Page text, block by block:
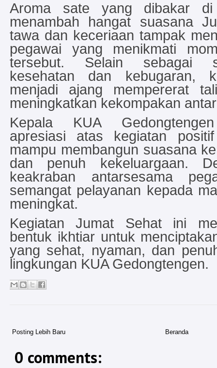
Aroma sate yang dibakar di
menambah hangat suasana
tawa dan keceriaan tampak
pegawai yang menikmati
tersebut. Selain sebagai
kesehatan dan kebugaran,
menjadi ajang mempererat
meningkatkan kekompakan
Kepala KUA
apresiasi atas kegiatan
mampu membangun suasana
dan penuh kekeluargaan.
keakraban antarsesama
semangat pelayanan kepada
meningkat.
Kegiatan Jumat Sehat ini
bentuk ikhtiar untuk
yang sehat, nyaman, dan
lingkungan KUA Gedongtengen.
Posting Lebih Baru Beranda
0 comments: